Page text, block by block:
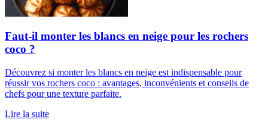
Faut-il monter les blancs en neige pour les rochers
coco ?
Découvrez si monter les blancs en neige est indispensable pour
réussir vos rochers coco : avantages, inconvénients et conseils de
chefs pour une texture parfaite.
Lire la suite